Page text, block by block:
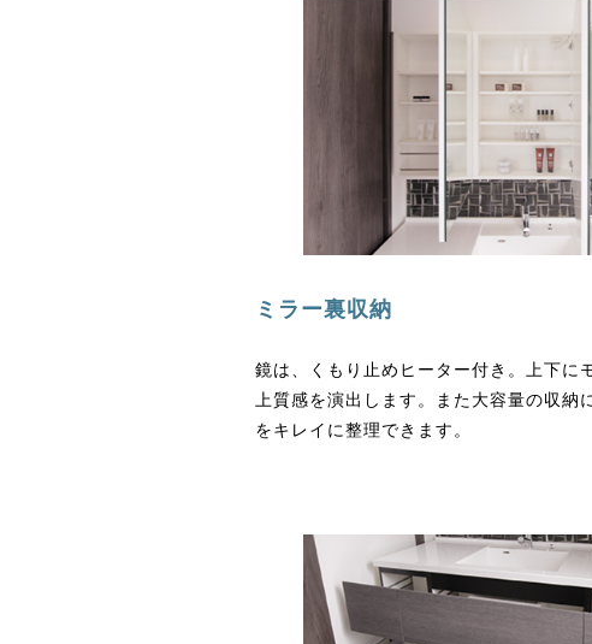
ミラー裏収納
鏡は、くもり止めヒーター付き。上下に
上質感を演出します。また大容量の収納
をキレイに整理できます。